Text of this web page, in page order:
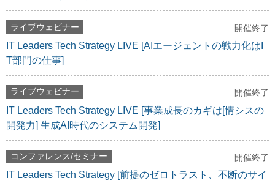
ライブウェビナー 開催終了
IT Leaders Tech Strategy LIVE [AIエージェントの戦力化はI
T部門の仕事]
ライブウェビナー 開催終了
IT Leaders Tech Strategy LIVE [事業成長のカギは[情シスの
開発力] 生成AI時代のシステム開発]
コンファレンス/セミナー 開催終了
IT Leaders Tech Strategy [前提のゼロトラスト、不断のサイ